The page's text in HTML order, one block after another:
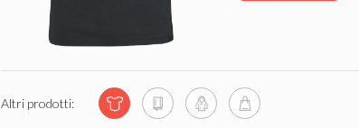
Altri prodotti: